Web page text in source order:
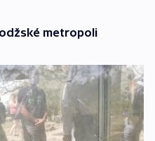
metropoli